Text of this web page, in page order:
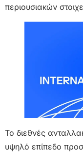
περιουσιακών
Το διεθνές
υψηλό επίπεδο